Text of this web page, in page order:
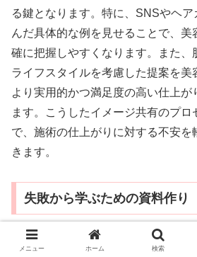
る鍵となります。特に、SNSやヘ
んだ具体的な例を見せることで、美
確に把握しやすくなります。また、
ライフスタイルを考慮した提案を美
より実用的かつ満足度の高い仕上が
ます。こうしたイメージ共有のプロ
で、施術の仕上がりに対する不安を
きます。
失敗から学ぶための資料作り
施術の経過や仕上がりを記録するこ
メニュー ホーム 検索